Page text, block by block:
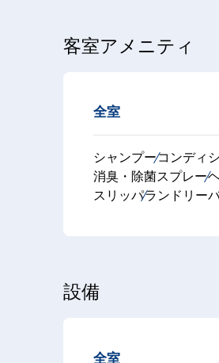
客室アメニティ
全室
シャンプーコンディ
消臭・除菌スプレー
スリッパランドリー
設備
全室